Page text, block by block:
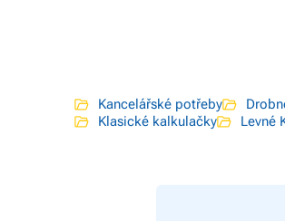
Kancelářské potřeby
Klasické kalkulačky
Levné